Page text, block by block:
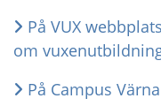
På VUX
om
På Campus